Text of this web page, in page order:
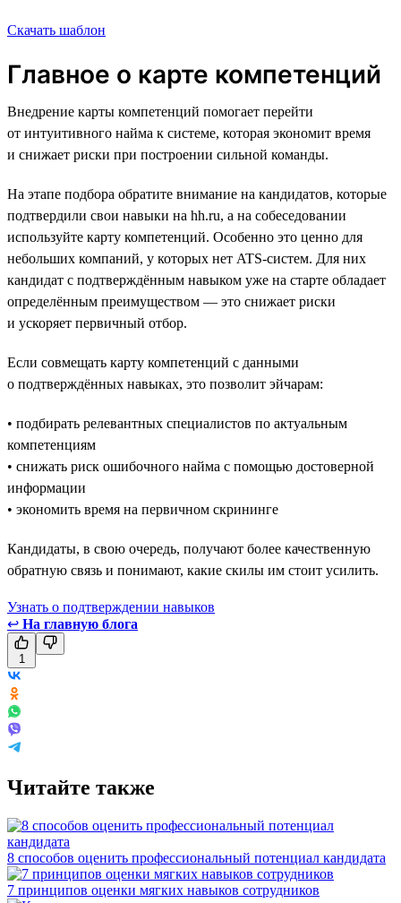
Скачать шаблон
Главное о карте компетенций
Внедрение карты компетенций помогает перейти
от интуитивного найма к системе, которая экономит время
и снижает риски при построении сильной команды.
На этапе подбора обратите внимание на кандидатов, которые
подтвердили свои навыки на hh.ru, а на собеседовании
используйте карту компетенций. Особенно это ценно для
небольших компаний, у которых нет ATS-систем. Для них
кандидат с подтверждённым навыком уже на старте обладает
определённым преимуществом — это снижает риски
и ускоряет первичный отбор.
Если совмещать карту компетенций с данными
о подтверждённых навыках, это позволит эйчарам:
• подбирать релевантных специалистов по актуальным
компетенциям
• снижать риск ошибочного найма с помощью достоверной
информации
• экономить время на первичном скрининге
Кандидаты, в свою очередь, получают более качественную
обратную связь и понимают, какие скилы им стоит усилить.
Узнать о подтверждении навыков
↩ На главную блога
1
Читайте также
8 способов оценить профессиональный потенциал кандидата
7 принципов оценки мягких навыков сотрудников